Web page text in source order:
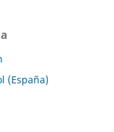
(España)